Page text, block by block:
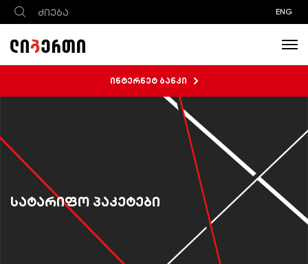
ENG
ინტერნეტ ბანკი
სატარიფო პაკეტები